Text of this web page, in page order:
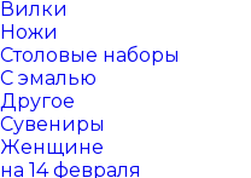
Вилки
Ножи
Столовые наборы
С эмалью
Другое
Сувениры
Женщине
на 14 февраля